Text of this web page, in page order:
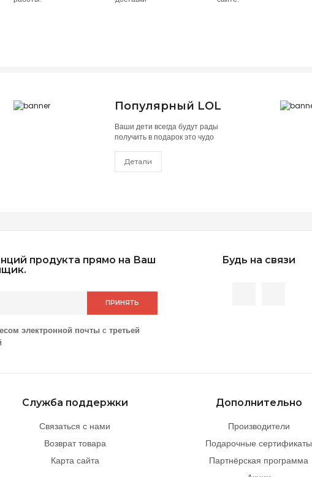
Популярный LOL
Ваши дети всегда будут рады
получить в подарок это чудо
Детали
продукта прямо на Ваш
ПРИНЯТЬ
электронной почты с третьей
Будь на связи
Служба поддержки
Связаться с нами
Возврат товара
Карта сайта
Дополнительно
Производители
Подарочные сертификаты
Партнёрская программа